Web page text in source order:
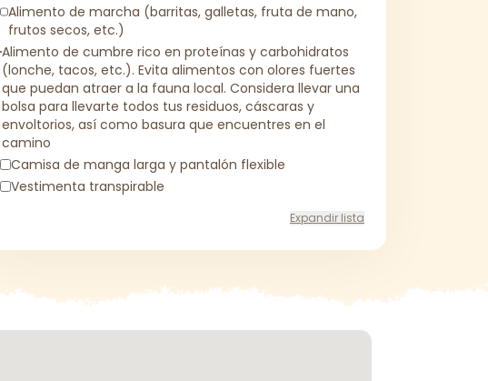
Alimento de marcha (barritas, galletas, fruta de mano,
frutos secos, etc.)
Alimento de cumbre rico en proteínas y carbohidratos
(lonche, tacos, etc.). Evita alimentos con olores fuertes
que puedan atraer a la fauna local. Considera llevar una
bolsa para llevarte todos tus residuos, cáscaras y
envoltorios, así como basura que encuentres en el
camino
Camisa de manga larga y pantalón flexible
Vestimenta transpirable
Expandir lista